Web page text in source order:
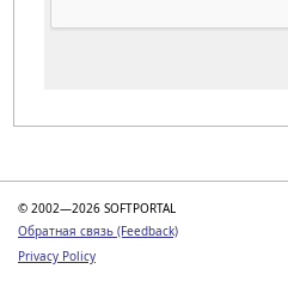
© 2002—2026 SOFTPORTAL
Обратная связь (Feedback)
Privacy Policy